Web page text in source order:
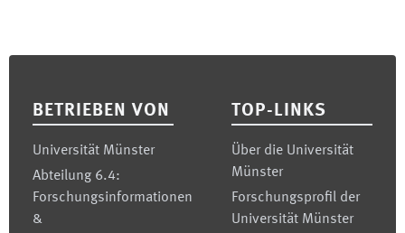
BETRIEBEN VON
Universität Münster
Abteilung 6.4:
Forschungsinformationen
&
TOP-LINKS
Über die Universität
Münster
Forschungsprofil der
Universität Münster